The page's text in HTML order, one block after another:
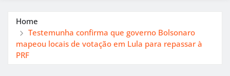
Home
Testemunha confirma que governo Bolsonaro
mapeou locais de votação em Lula para repassar à
PRF